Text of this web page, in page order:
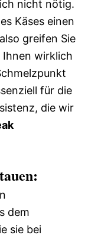
nicht nötig.
Käses einen
greifen Sie
Ihnen wirklich
für die
die wir
dem
sie bei